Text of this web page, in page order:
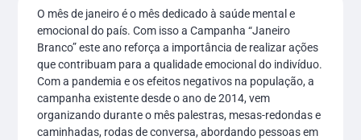
O mês de janeiro é o mês dedicado à saúde mental e
emocional do país. Com isso a Campanha “Janeiro
Branco” este ano reforça a importância de realizar ações
que contribuam para a qualidade emocional do indivíduo.
Com a pandemia e os efeitos negativos na população, a
campanha existente desde o ano de 2014, vem
organizando durante o mês palestras, mesas-redondas e
caminhadas, rodas de conversa, abordando pessoas em